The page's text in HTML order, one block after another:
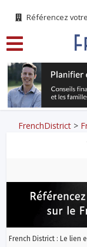
Référencez
FrenchDistrict >
French District : Le lien